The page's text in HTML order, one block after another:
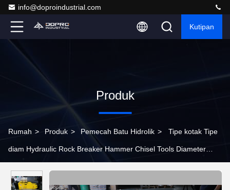
info@doproindustrial.com
Kutipan
Produk
Rumah > Produk > Pemecah Batu Hidrolik > Tipe kotak Tipe
diam Hydraulic Rock Breaker Hammer Chisel Tools Diameter